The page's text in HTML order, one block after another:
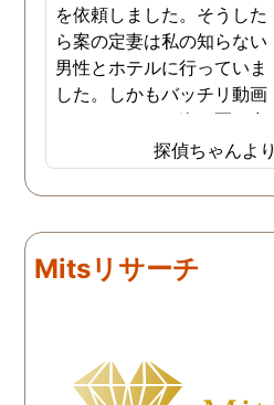
を依頼しました。そうした
ら案の定妻は私の知らない
男性とホテルに行っていま
した。しかもバッチリ動画
でキスしている姿が写し出
されていました。本当にシ
ョックでしたが、これでス
ッキリしました。裁判では
士と一緒に戦っていこうと
思います。探偵に支払った
れからもサポートしていき
ますから。」と言う探偵か
探偵ちゃんより
Mitsリサーチ